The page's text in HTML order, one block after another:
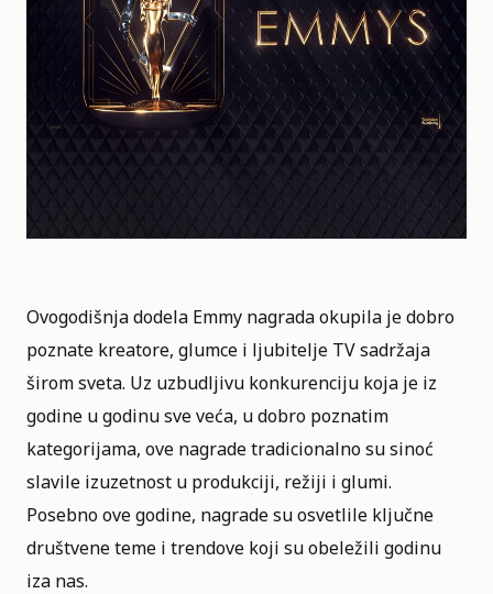
Ovogodišnja dodela Emmy nagrada okupila je dobro
poznate kreatore, glumce i ljubitelje TV sadržaja
širom sveta. Uz uzbudljivu konkurenciju koja je iz
godine u godinu sve veća, u dobro poznatim
kategorijama, ove nagrade tradicionalno su sinoć
slavile izuzetnost u produkciji, režiji i glumi.
Posebno ove godine, nagrade su osvetlile ključne
društvene teme i trendove koji su obeležili godinu
iza nas.